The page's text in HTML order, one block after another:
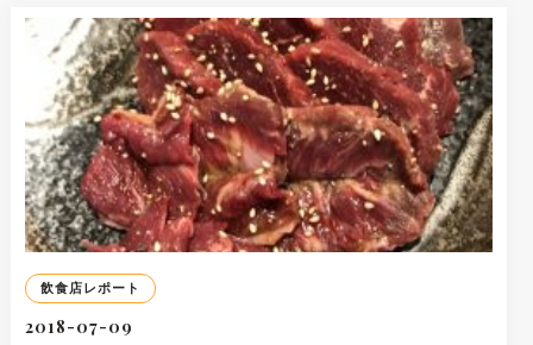
飲食店レポート
2018-07-09